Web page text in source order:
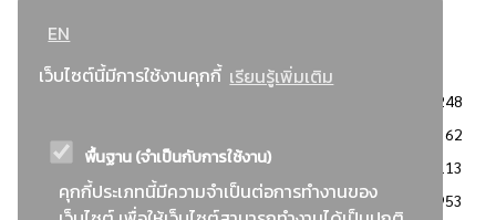
EN
เว็บไซต์นี้มีการใช้งานคุกกี้ เรียนรู้เพิ่มเติม
พื้นฐาน (จำเป็นกับการใช้งาน)
คุกกี้ประเภทนี้มีความจำเป็นต่อการทำงานของ
..ยอดนิยม..
3248
2362
: วิธีเฉพาะเจาะจง
2113
ข่าวสาร/ประกาศ
1953